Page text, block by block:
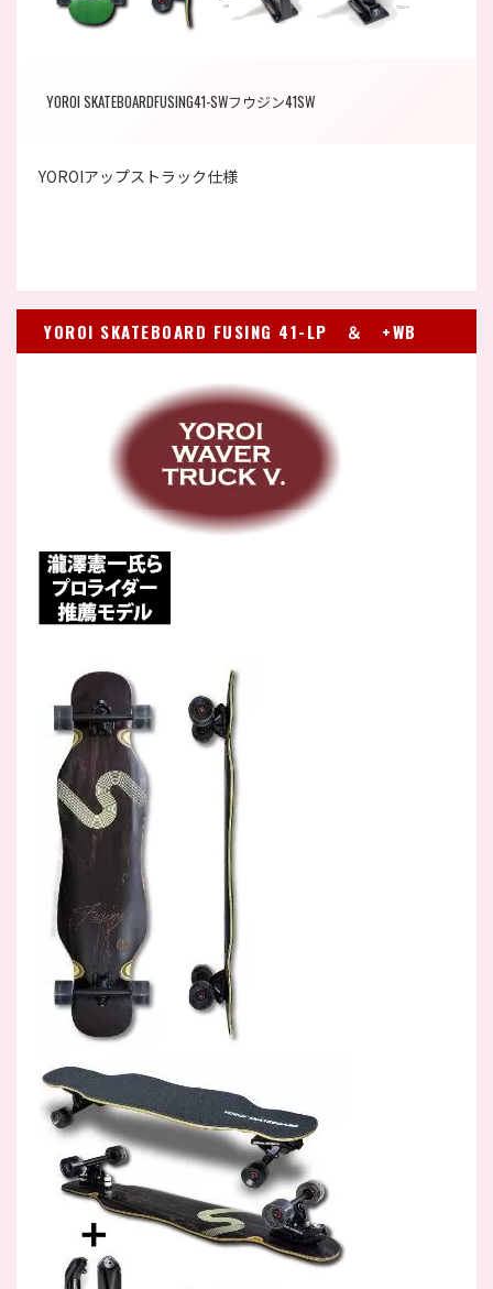
YOROI SKATEBOARDFUSING41-SWフウジン41SW
YOROIアップストラック仕様
YOROI SKATEBOARD FUSING 41-LP ＆ +WB